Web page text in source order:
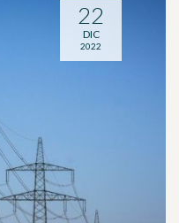
22
DIC
2022